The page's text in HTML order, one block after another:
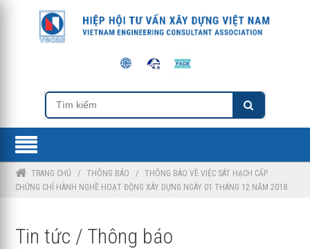
TRANG CHỦ /THÔNG BÁO /THÔNG BÁO VỀ VIỆC SÁT HẠCH CẤP
CHỨNG CHỈ HÀNH NGHỀ HOẠT ĐỘNG XÂY DỰNG NGÀY 01 THÁNG 12 NĂM 2018
Tin tức / Thông báo